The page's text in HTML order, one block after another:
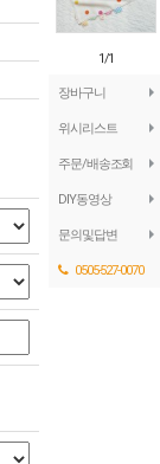
1/1
장바구니
위시리스트
주문/배송조회
DIY동영상
문의및답변
0505-527-0070